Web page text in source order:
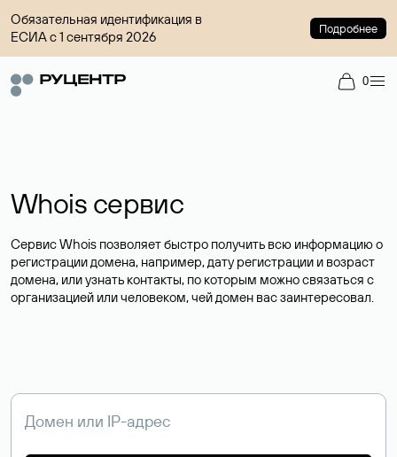
Обязательная идентификация в
ЕСИА с 1 сентября 2026
Подробнее
0
Whois сервис
Сервис Whois позволяет быстро получить всю информацию о
регистрации домена, например, дату регистрации и возраст
домена, или узнать контакты, по которым можно связаться с
организацией или человеком, чей домен вас заинтересовал.